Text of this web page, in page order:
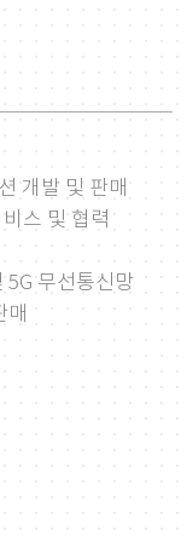
개발 및 판매
스 및 협력
5G 무선통신망
매